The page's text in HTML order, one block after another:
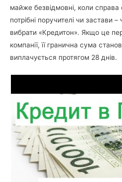
майже безвідмовні, коли
потрібні поручителі чи застави
вибрати «Кредитон». Якщо це
компанії, її гранична сума
виплачується протягом 28 днів.